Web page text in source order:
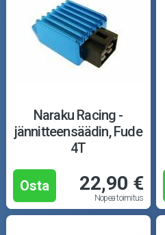
Naraku Racing -
jännitteensäädin, Fude
4T
Osta 22,90 €
Nopea toimitus